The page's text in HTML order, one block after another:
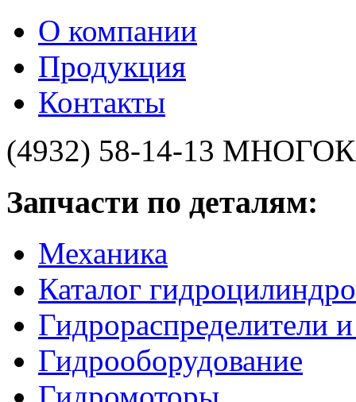
О компании
Продукция
Контакты
(4932) 58-14-13
Запчасти по деталям:
Механика
Каталог
Гидрораспределители
Гидрооборудование